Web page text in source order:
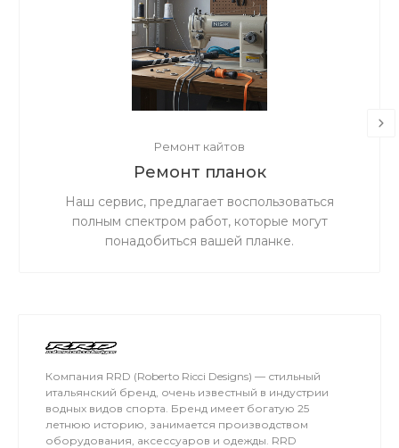
Ремонт кайтов
Ремонт планок
Наш сервис, предлагает воспользоваться
полным спектром работ, которые могут
понадобиться вашей планке.
Компания RRD (Roberto Ricci Designs) — стильный
итальянский бренд, очень известный в индустрии
водных видов спорта. Бренд имеет богатую 25
летнюю историю, занимается производством
оборудования, аксессуаров и одежды. RRD